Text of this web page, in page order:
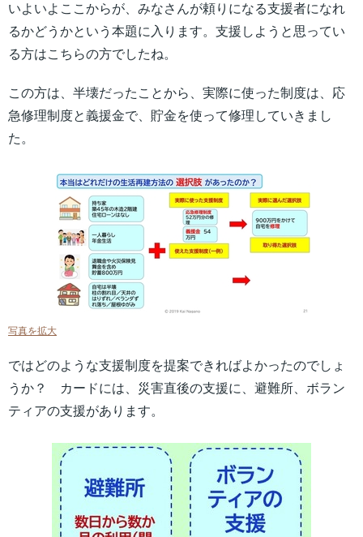
いよいよここからが、みなさんが頼りになる支援者になれ
るかどうかという本題に入ります。支援しようと思ってい
る方はこちらの方でしたね。
この方は、半壊だったことから、実際に使った制度は、応
急修理制度と義援金で、貯金を使って修理していきまし
た。
写真を拡大
ではどのような支援制度を提案できればよかったのでしょ
うか？ カードには、災害直後の支援に、避難所、ボラン
ティアの支援があります。